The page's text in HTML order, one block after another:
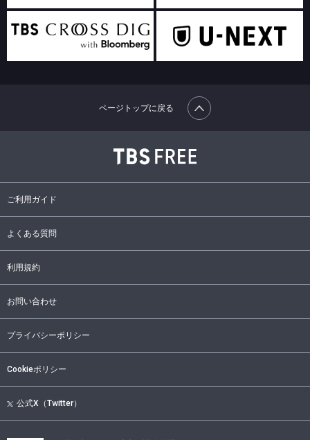
ご利用ガイド
よくある質問
利用規約
お問い合わせ
プライバシーポリシー
Cookieポリシー
公式X（Twitter）
ページトップに戻る